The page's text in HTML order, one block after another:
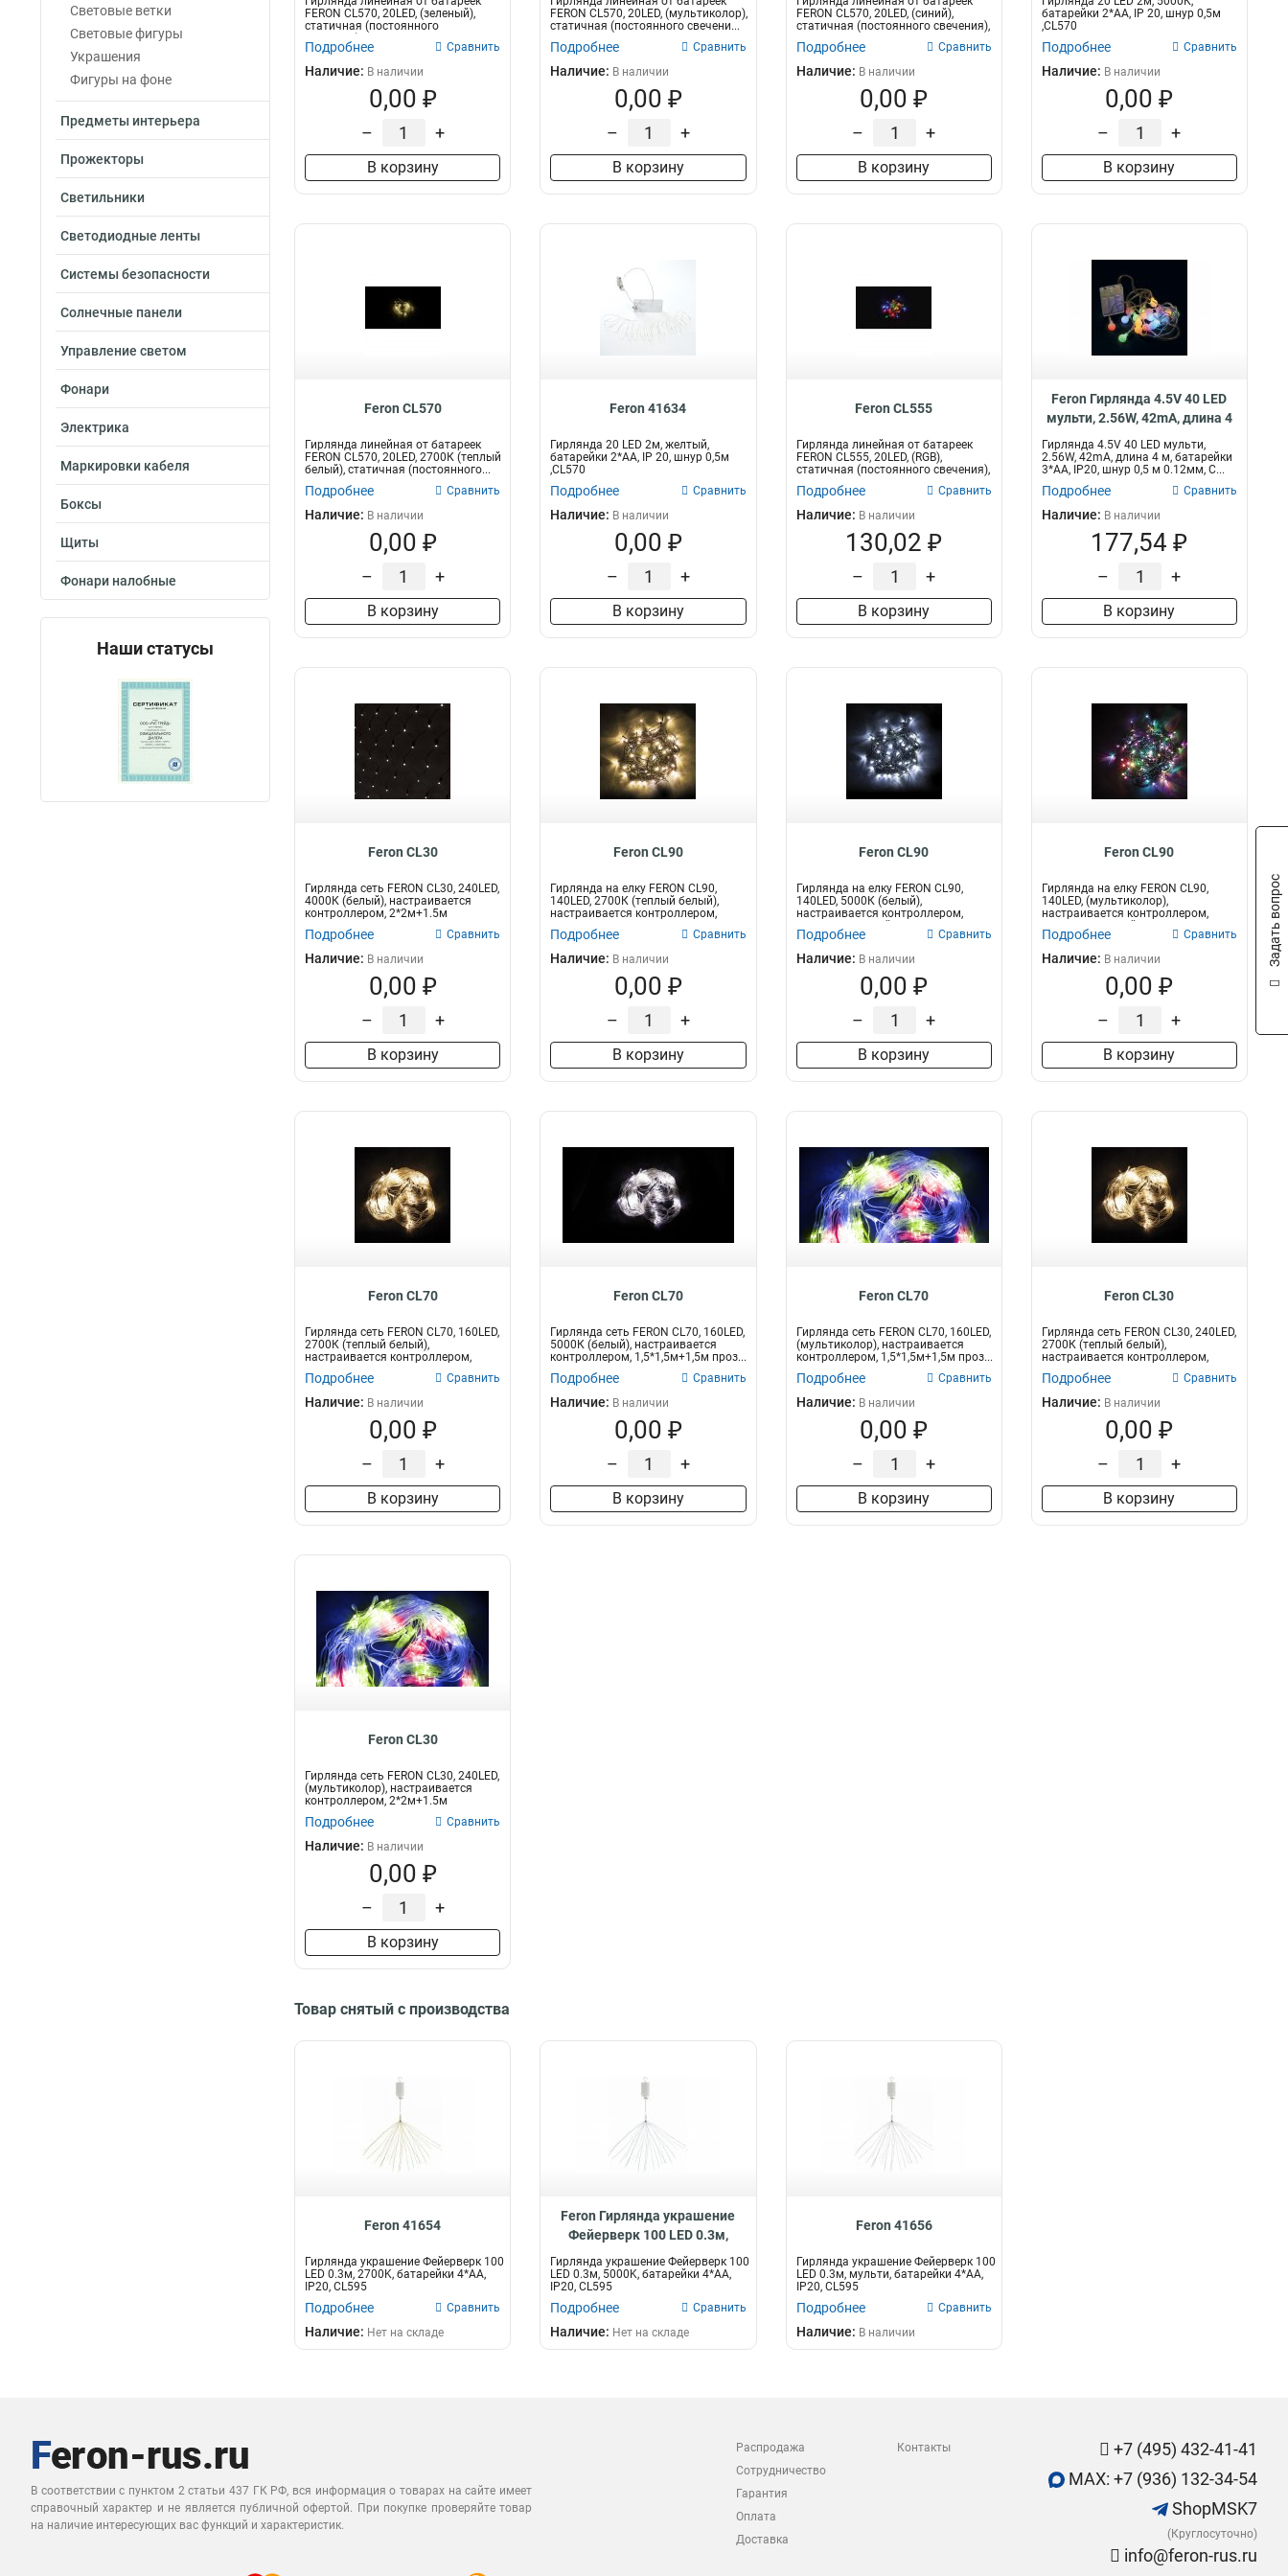
Световые ветки
Световые фигуры
Украшения
Фигуры на фоне
Предметы интерьера
Прожекторы
Светильники
Светодиодные ленты
Системы безопасности
Солнечные панели
Управление светом
Фонари
Электрика
Маркировки кабеля
Боксы
Щиты
Фонари налобные
Наши статусы
4,4 м 0
FERON CL570, 20LED, (зеленый),
статичная (постоянного
свечения),...
Подробнее Сравнить
Наличие: В наличии
0,00 ₽
– +
В корзину
FERON CL570, 20LED, (мультиколор),
статичная (постоянного свечени...
Подробнее Сравнить
Наличие: В наличии
0,00 ₽
– +
В корзину
FERON CL570, 20LED, (синий),
статичная (постоянного свечения),
Подробнее Сравнить
Наличие: В наличии
0,00 ₽
– +
В корзину
батарейки 2*АА, IP 20, шнур 0,5м
,CL570
Подробнее Сравнить
Наличие: В наличии
0,00 ₽
– +
В корзину
Feron CL570
Гирлянда линейная от батареек
FERON CL570, 20LED, 2700К (теплый
белый), статичная (постоянного...
Подробнее Сравнить
Наличие: В наличии
0,00 ₽
– +
В корзину
Feron 41634
Гирлянда 20 LED 2м, желтый,
батарейки 2*АА, IP 20, шнур 0,5м
,CL570
Подробнее Сравнить
Наличие: В наличии
0,00 ₽
– +
В корзину
Feron CL555
Гирлянда линейная от батареек
FERON CL555, 20LED, (RGB),
статичная (постоянного свечения),
Подробнее Сравнить
Наличие: В наличии
130,02 ₽
– +
В корзину
Feron Гирлянда 4.5V 40 LED
мульти, 2.56W, 42mA, длина 4
м, батарейки 3*АА, IP20
Гирлянда 4.5V 40 LED мульти,
2.56W, 42mA, длина 4 м, батарейки
3*АА, IP20, шнур 0,5 м 0.12мм, C...
Подробнее Сравнить
Наличие: В наличии
177,54 ₽
– +
В корзину
Feron CL30
Гирлянда сеть FERON CL30, 240LED,
4000К (белый), настраивается
контроллером, 2*2м+1.5м
прозрачн...
Подробнее Сравнить
Наличие: В наличии
0,00 ₽
– +
В корзину
Feron CL90
Гирлянда на елку FERON CL90,
140LED, 2700К (теплый белый),
настраивается контроллером,
2м+1,5м...
Подробнее Сравнить
Наличие: В наличии
0,00 ₽
– +
В корзину
Feron CL90
Гирлянда на елку FERON CL90,
140LED, 5000К (белый),
настраивается контроллером,
2м+1,5м зеленый...
Подробнее Сравнить
Наличие: В наличии
0,00 ₽
– +
В корзину
Feron CL90
Гирлянда на елку FERON CL90,
140LED, (мультиколор),
настраивается контроллером,
2м+1,5м зеленый...
Подробнее Сравнить
Наличие: В наличии
0,00 ₽
– +
В корзину
Feron CL70
Гирлянда сеть FERON CL70, 160LED,
2700К (теплый белый),
настраивается контроллером,
1,5*1,5м+1,...
Подробнее Сравнить
Наличие: В наличии
0,00 ₽
– +
В корзину
Feron CL70
Гирлянда сеть FERON CL70, 160LED,
5000К (белый), настраивается
контроллером, 1,5*1,5м+1,5м проз...
Подробнее Сравнить
Наличие: В наличии
0,00 ₽
– +
В корзину
Feron CL70
Гирлянда сеть FERON CL70, 160LED,
(мультиколор), настраивается
контроллером, 1,5*1,5м+1,5м проз...
Подробнее Сравнить
Наличие: В наличии
0,00 ₽
– +
В корзину
Feron CL30
Гирлянда сеть FERON CL30, 240LED,
2700К (теплый белый),
настраивается контроллером,
2*2м+1.5м п...
Подробнее Сравнить
Наличие: В наличии
0,00 ₽
– +
В корзину
Feron CL30
Гирлянда сеть FERON CL30, 240LED,
(мультиколор), настраивается
контроллером, 2*2м+1.5м
прозрачн...
Подробнее Сравнить
Наличие: В наличии
0,00 ₽
– +
В корзину
Товар снятый с производства
Feron 41654
Гирлянда украшение Фейерверк 100
LED 0.3м, 2700K, батарейки 4*АА,
IP20, CL595
Подробнее Сравнить
Наличие: Нет на складе
Feron Гирлянда украшение
Фейерверк 100 LED 0.3м,
5000K, батарейки 4*АА
Гирлянда украшение Фейерверк 100
LED 0.3м, 5000K, батарейки 4*АА,
IP20, CL595
Подробнее Сравнить
Наличие: Нет на складе
Feron 41656
Гирлянда украшение Фейерверк 100
LED 0.3м, мульти, батарейки 4*АА,
IP20, CL595
Подробнее Сравнить
Наличие: В наличии
В соответствии с пунктом 2 статьи 437 ГК РФ, вся информация о товарах на сайте имеет
справочный характер и не является публичной офертой. При покупке проверяйте товар
на наличие интересующих вас функций и характеристик.
Распродажа
Сотрудничество
Гарантия
Оплата
Доставка
Контакты
+7 (495) 432-41-41
MAX: +7 (936) 132-34-54
ShopMSK7
(Круглосуточно)
info@feron-rus.ru
Задать вопрос